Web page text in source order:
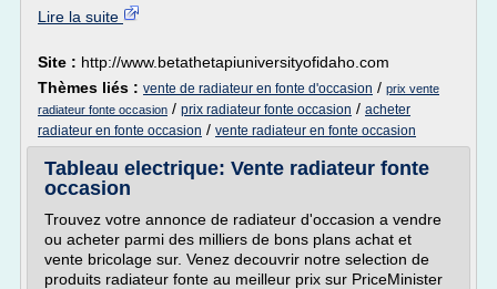
Lire la suite
Site : http://www.betathetapiuniversityofidaho.com
Thèmes liés : vente de radiateur en fonte d'occasion / prix vente
radiateur fonte occasion / prix radiateur fonte occasion / acheter
radiateur en fonte occasion / vente radiateur en fonte occasion
Tableau electrique: Vente radiateur fonte
occasion
Trouvez votre annonce de radiateur d'occasion a vendre
ou acheter parmi des milliers de bons plans achat et
vente bricolage sur. Venez decouvrir notre selection de
produits radiateur fonte au meilleur prix sur PriceMinister